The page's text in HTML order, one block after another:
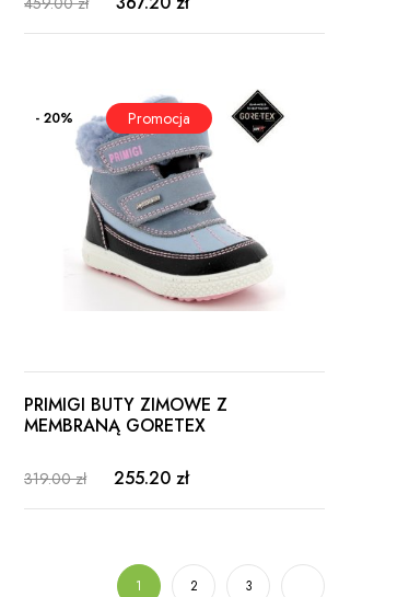
- 20%
PRIMIGI BUTY ZIMOWE Z
MEMBRANĄ GORETEX
319.00 zł 255.20 zł
1 2 3